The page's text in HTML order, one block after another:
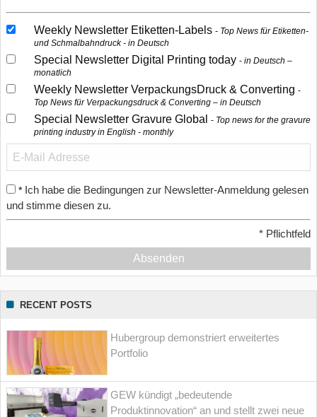
Weekly Newsletter Etiketten-Labels
Top News für Etiketten-
und Schmalbahndruck - in Deutsch
Special Newsletter Digital Printing today
in Deutsch –
monatlich
Weekly Newsletter VerpackungsDruck & Converting
Top News für Verpackungsdruck & Converting – in Deutsch
Special Newsletter Gravure Global
Top news for the gravure
printing industry in English - monthly
* Ich habe die Bedingungen zur Newsletter-Anmeldung gelesen
und stimme diesen zu.
* Pflichtfeld
Absenden
RECENT POSTS
Hubergroup demonstriert erweitertes
Portfolio
GEW kündigt „bedeutende
Produktinnovation“ an und stellt zwei neue